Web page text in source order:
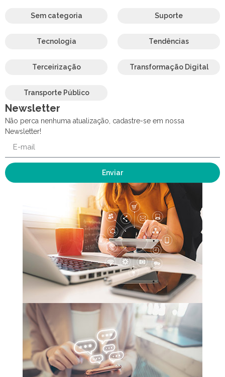
Sem categoria Suporte
Tecnologia Tendências
Terceirização Transformação Digital
Transporte Público
Newsletter
Não perca nenhuma atualização, cadastre-se em nossa
Newsletter!
Enviar